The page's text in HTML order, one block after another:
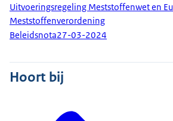
Uitvoeringsregeling Meststoffenwet en
Meststoffenverordening
Beleidsnota27-03-2024
Hoort bij